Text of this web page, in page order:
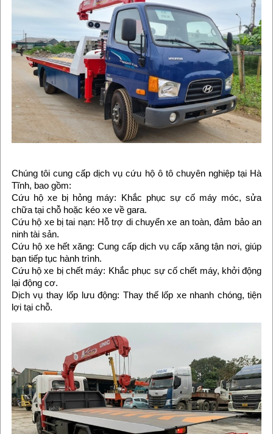
Chúng tôi cung cấp dịch vụ cứu hộ ô tô chuyên nghiệp tại Hà
Tĩnh, bao gồm:
Cứu hộ xe bị hỏng máy: Khắc phục sự cố máy móc, sửa
chữa tại chỗ hoặc kéo xe về gara.
Cứu hộ xe bị tai nạn: Hỗ trợ di chuyển xe an toàn, đảm bảo an
ninh tài sản.
Cứu hộ xe hết xăng: Cung cấp dịch vụ cấp xăng tận nơi, giúp
bạn tiếp tục hành trình.
Cứu hộ xe bị chết máy: Khắc phục sự cố chết máy, khởi động
lại động cơ.
Dịch vụ thay lốp lưu động: Thay thế lốp xe nhanh chóng, tiện
lợi tại chỗ.